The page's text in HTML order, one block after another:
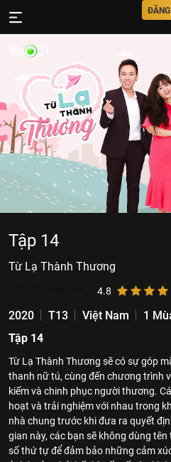
Tập 14
Từ Lạ Thành Thương
4.8
2020 T13 Việt Nam 1
Tập 14
Từ Lạ Thành Thương sẽ có sự góp
thanh nữ tú, cùng đến chương trình
kiếm và chinh phục người thương.
hoạt và trải nghiệm với nhau trong
nhà chung trước khi đưa ra quyết
gian này, các bạn sẽ không dùng
số thứ tự để đảm bảo những cảm